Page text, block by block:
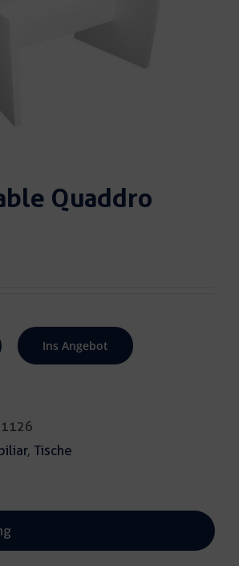
Quaddro
Ins Angebot
1126
, Tische